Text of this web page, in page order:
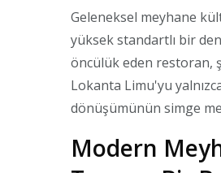
Geleneksel meyhane
yüksek standartlı bir
öncülük eden restoran,
Lokanta Limu'yu
dönüşümünün simge
Modern